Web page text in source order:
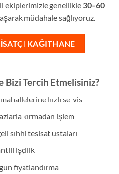
ekiplerimizle genellikle 30–60
müdahale sağlıyoruz.
KAĞITHANE
Bizi Tercih Etmelisiniz?
hızlı servis
kırmadan işlem
sıhhi tesisat ustaları
işçilik
fiyatlandırma